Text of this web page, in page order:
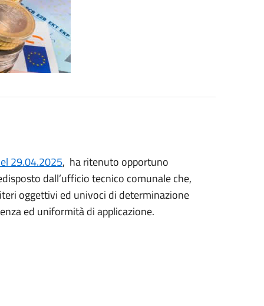
29.04.2025, ha ritenuto opportuno
dall’ufficio tecnico comunale che,
oggettivi ed univoci di determinazione
ed uniformità di applicazione.